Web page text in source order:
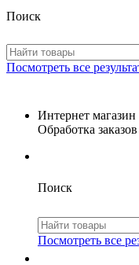
Поиск
Посмотреть все
Интернет
Обработка
Поиск
Посмотреть все